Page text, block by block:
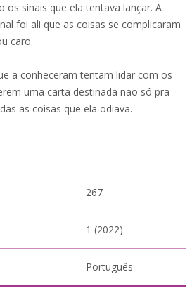
os sinais que ela tentava lançar. A
foi ali que as coisas se complicaram
caro.
a conheceram tentam lidar com os
uma carta destinada não só pra
as coisas que ela odiava.
267
1 (2022)
Português